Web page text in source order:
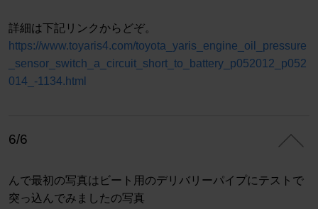
詳細は下記リンクからどぞ。
https://www.toyaris4.com/toyota_yaris_engine_oil_pressure
_sensor_switch_a_circuit_short_to_battery_p052012_p052
014_-1134.html
6/6
んで最初の写真はビート用のデリバリーパイプにテストで
突っ込んでみましたの写真